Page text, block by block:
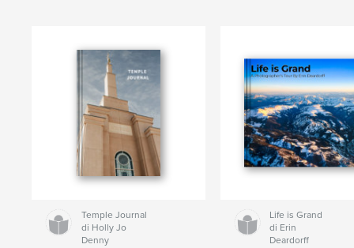
Temple Journal
di Holly Jo
Denny
Life is Grand
di Erin
Deardorff